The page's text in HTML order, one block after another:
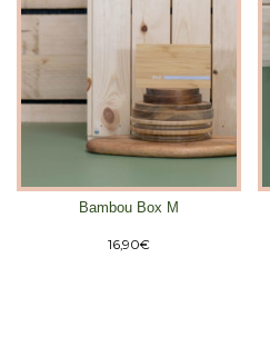
Bambou Box M
16,90€